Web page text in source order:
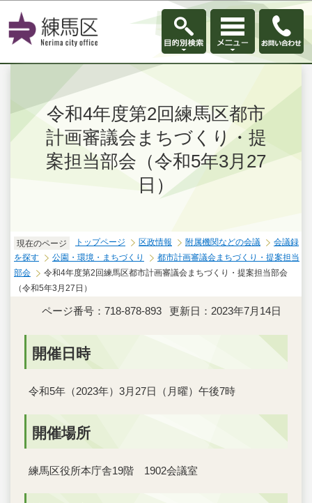
このページの本文へ移動
令和4年度第2回練馬区都市
計画審議会まちづくり・提
案担当部会（令和5年3月27
日）
現在のページ トップページ 区政情報 附属機関などの会議
会議録
を探す
公園・環境・まちづくり
都市計画審議会まちづくり・提案担当
部会
令和4年度第2回練馬区都市計画審議会まちづくり・提案担当部会
（令和5年3月27日）
ページ番号：718-878-893 更新日：2023年7月14日
開催日時
令和5年（2023年）3月27日（月曜）午後7時
開催場所
練馬区役所本庁舎19階 1902会議室